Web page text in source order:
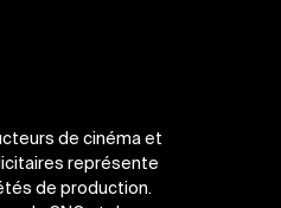
de cinéma et
représente
de production.